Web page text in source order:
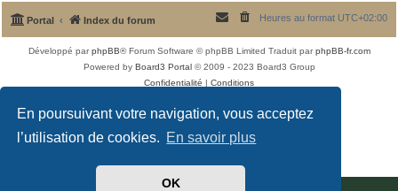
En poursuivant votre navigation, vous acceptez
l’utilisation de cookies. En savoir plus
OK
Portal Index du forum Heures au format UTC+02:00
Développé parphpBB® Forum Software © phpBB Limited Traduit parphpBB-fr.com
Powered by Board3 Portal© 2009 - 2023 Board3 Group
Confidentialité | Conditions